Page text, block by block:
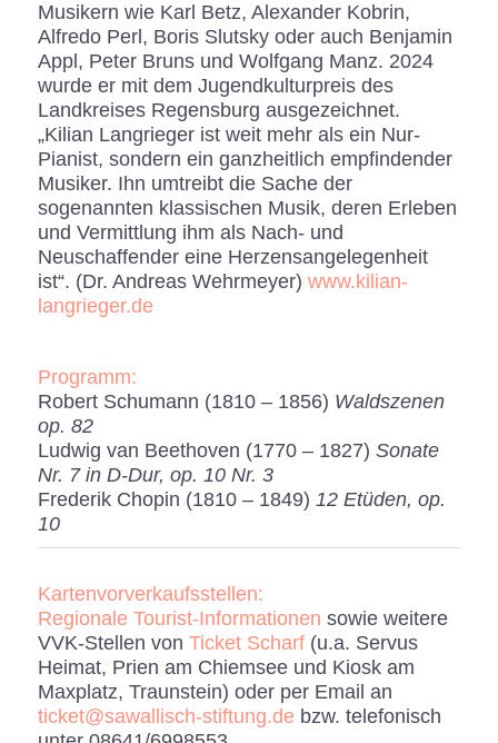
Musikern wie Karl Betz, Alexander Kobrin,
Alfredo Perl, Boris Slutsky oder auch Benjamin
Appl, Peter Bruns und Wolfgang Manz. 2024
wurde er mit dem Jugendkulturpreis des
Landkreises Regensburg ausgezeichnet.
„Kilian Langrieger ist weit mehr als ein Nur-
Pianist, sondern ein ganzheitlich empfindender
Musiker. Ihn umtreibt die Sache der
sogenannten klassischen Musik, deren Erleben
und Vermittlung ihm als Nach- und
Neuschaffender eine Herzensangelegenheit
ist“. (Dr. Andreas Wehrmeyer) www.kilian-
langrieger.de
Programm:
Robert Schumann (1810 – 1856) Waldszenen
op. 82
Ludwig van Beethoven (1770 – 1827) Sonate
Nr. 7 in D-Dur, op. 10 Nr. 3
Frederik Chopin (1810 – 1849) 12 Etüden, op.
10
Kartenvorverkaufsstellen:
Regionale Tourist-Informationen sowie weitere
VVK-Stellen von Ticket Scharf (u.a. Servus
Heimat, Prien am Chiemsee und Kiosk am
Maxplatz, Traunstein) oder per Email an
ticket@sawallisch-stiftung.debzw. telefonisch